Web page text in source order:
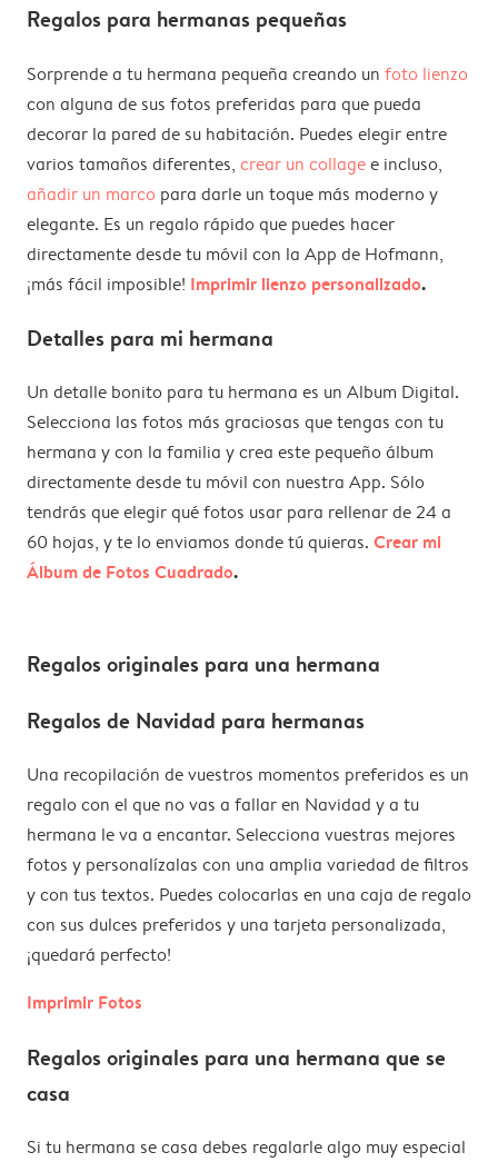
Regalos para hermanas pequeñas
Sorprende a tu hermana pequeña creando un foto lienzo
con alguna de sus fotos preferidas para que pueda
decorar la pared de su habitación. Puedes elegir entre
varios tamaños diferentes, crear un collagee incluso,
añadir un marco para darle un toque más moderno y
elegante. Es un regalo rápido que puedes hacer
directamente desde tu móvil con la App de Hofmann,
¡más fácil imposible! Imprimir lienzo personalizado.
Detalles para mi hermana
Un detalle bonito para tu hermana es un Album Digital.
Selecciona las fotos más graciosas que tengas con tu
hermana y con la familia y crea este pequeño álbum
directamente desde tu móvil con nuestra App. Sólo
tendrás que elegir qué fotos usar para rellenar de 24 a
60 hojas, y te lo enviamos donde tú quieras. Crear mi
Álbum de Fotos Cuadrado.
Regalos originales para una hermana
Regalos de Navidad para hermanas
Una recopilación de vuestros momentos preferidos es un
regalo con el que no vas a fallar en Navidad y a tu
hermana le va a encantar. Selecciona vuestras mejores
fotos y personalízalas con una amplia variedad de filtros
y con tus textos. Puedes colocarlas en una caja de regalo
con sus dulces preferidos y una tarjeta personalizada,
¡quedará perfecto!
Imprimir Fotos
Regalos originales para una hermana que se
casa
Si tu hermana se casa debes regalarle algo muy especial